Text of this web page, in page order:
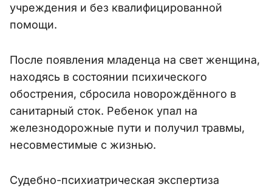
учреждения и без квалифицированной
помощи.
После появления младенца на свет женщина,
находясь в состоянии психического
обострения, сбросила новорождённого в
санитарный сток. Ребенок упал на
железнодорожные пути и получил травмы,
несовместимые с жизнью.
Судебно-психиатрическая экспертиза